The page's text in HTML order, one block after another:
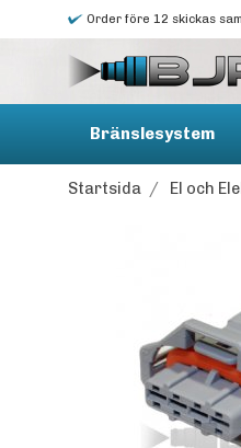
Order före 12 skickas
Bränslesystem
Startsida / El och